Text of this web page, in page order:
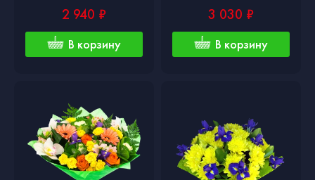
2 940 ₽
В корзину
3 030 ₽
В корзину